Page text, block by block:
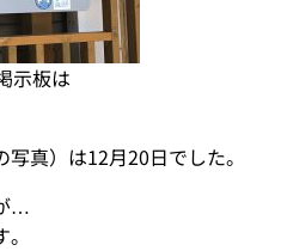
示板は
真）は12月20日でした。
…